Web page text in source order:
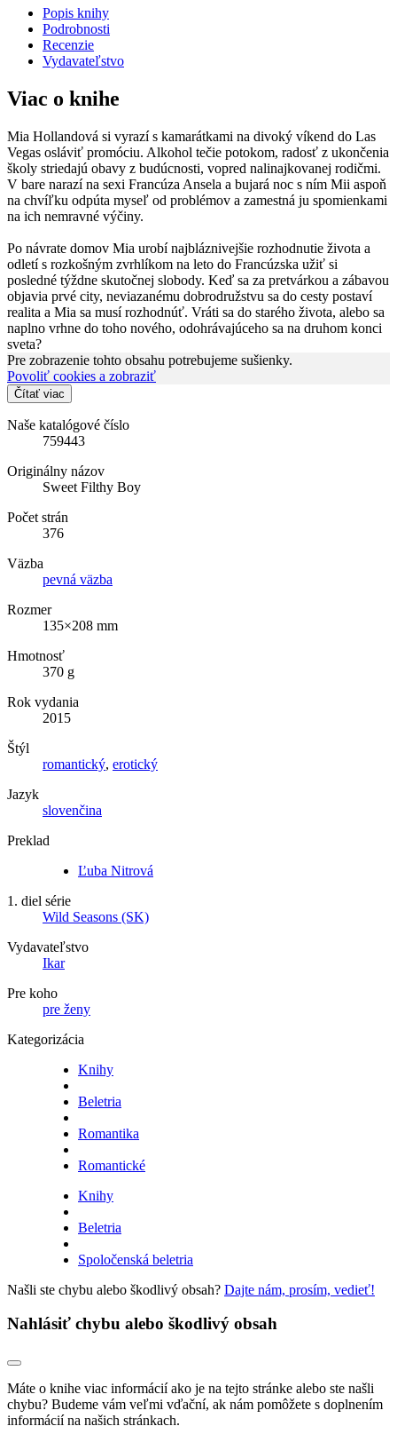
Popis knihy
Podrobnosti
Recenzie
Vydavateľstvo
Viac o knihe
Mia Hollandová si vyrazí s kamarátkami na divoký víkend do Las
Vegas osláviť promóciu. Alkohol tečie potokom, radosť z ukončenia
školy striedajú obavy z budúcnosti, vopred nalinajkovanej rodičmi.
V bare narazí na sexi Francúza Ansela a bujará noc s ním Mii aspoň
na chvíľku odpúta myseľ od problémov a zamestná ju spomienkami
na ich nemravné výčiny.
Po návrate domov Mia urobí najbláznivejšie rozhodnutie života a
odletí s rozkošným zvrhlíkom na leto do Francúzska užiť si
posledné týždne skutočnej slobody. Keď sa za pretvárkou a zábavou
objavia prvé city, neviazanému dobrodružstvu sa do cesty postaví
realita a Mia sa musí rozhodnúť. Vráti sa do starého života, alebo sa
naplno vrhne do toho nového, odohrávajúceho sa na druhom konci
sveta?
Pre zobrazenie tohto obsahu potrebujeme sušienky.
Povoliť cookies a zobraziť
Čítať viac
Naše katalógové číslo
759443
Originálny názov
Sweet Filthy Boy
Počet strán
376
Väzba
pevná väzba
Rozmer
135×208 mm
Hmotnosť
370 g
Rok vydania
2015
Štýl
romantický, erotický
Jazyk
slovenčina
Preklad
Ľuba Nitrová
1. diel série
Wild Seasons (SK)
Vydavateľstvo
Ikar
Pre koho
pre ženy
Kategorizácia
Knihy
Beletria
Romantika
Romantické
Knihy
Beletria
Spoločenská beletria
Našli ste chybu alebo škodlivý obsah? Dajte nám, prosím, vedieť!
Nahlásiť chybu alebo škodlivý obsah
Máte o knihe viac informácií ako je na tejto stránke alebo ste našli
chybu? Budeme vám veľmi vďační, ak nám pomôžete s doplnením
informácií na našich stránkach.